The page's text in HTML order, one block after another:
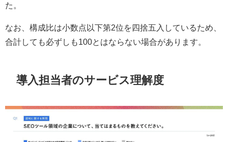
た。
なお、構成比は小数点以下第2位を四捨五入しているため、
合計しても必ずしも100とはならない場合があります。
導入担当者のサービス理解度